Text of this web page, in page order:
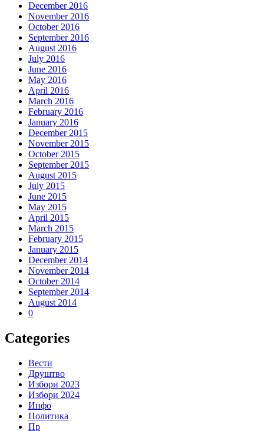
December 2016
November 2016
October 2016
September 2016
August 2016
July 2016
June 2016
May 2016
April 2016
March 2016
February 2016
January 2016
December 2015
November 2015
October 2015
September 2015
August 2015
July 2015
June 2015
May 2015
April 2015
March 2015
February 2015
January 2015
December 2014
November 2014
October 2014
September 2014
August 2014
0
Categories
Вести
Друштво
Избори 2023
Избори 2024
Инфо
Политика
Пр